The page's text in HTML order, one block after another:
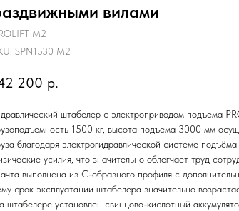
вилами
M2
SPN1530 M2
200 р.
штабелер с электроприводом подъема
1500 кг, высота подъема 3000 мм
благодаря электрогидравлической системе
усилия, что значительно облегчает труд
выполнена из С-образного профиля с
срок эксплуатации штабелера значительно
штабелере установлен свинцово-кислотный